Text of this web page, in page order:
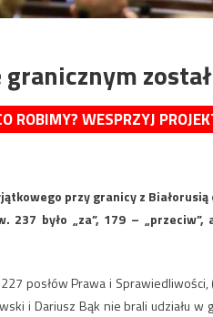
ROBIMY? WESPRZYJ
przy granicy z
237 było „za”, 179 –
posłów Prawa i
i Dariusz Bąk nie brali udziału w